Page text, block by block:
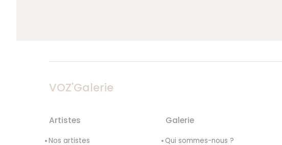
VOZ'Galerie
Artistes
Nos artistes
Galerie
Qui sommes-nous ?